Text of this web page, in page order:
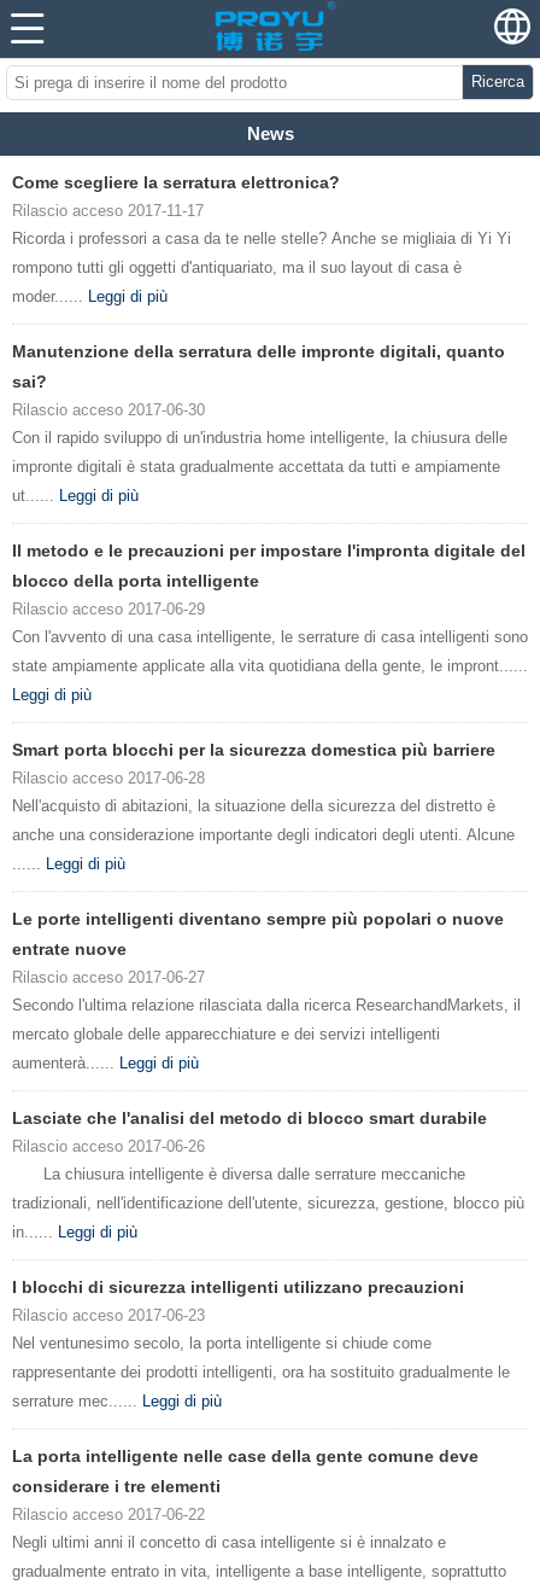
Ricerca
News
Come scegliere la serratura elettronica?
Rilascio acceso 2017-11-17
Ricorda i professori a casa da te nelle stelle? Anche se migliaia di Yi Yi
rompono tutti gli oggetti d'antiquariato, ma il suo layout di casa è
moder...... Leggi di più
Manutenzione della serratura delle impronte digitali, quanto
sai?
Rilascio acceso 2017-06-30
Con il rapido sviluppo di un'industria home intelligente, la chiusura delle
impronte digitali è stata gradualmente accettata da tutti e ampiamente
ut...... Leggi di più
Il metodo e le precauzioni per impostare l'impronta digitale del
blocco della porta intelligente
Rilascio acceso 2017-06-29
Con l'avvento di una casa intelligente, le serrature di casa intelligenti sono
state ampiamente applicate alla vita quotidiana della gente, le impront......
Leggi di più
Smart porta blocchi per la sicurezza domestica più barriere
Rilascio acceso 2017-06-28
Nell'acquisto di abitazioni, la situazione della sicurezza del distretto è
anche una considerazione importante degli indicatori degli utenti. Alcune
...... Leggi di più
Le porte intelligenti diventano sempre più popolari o nuove
entrate nuove
Rilascio acceso 2017-06-27
Secondo l'ultima relazione rilasciata dalla ricerca ResearchandMarkets, il
mercato globale delle apparecchiature e dei servizi intelligenti
aumenterà...... Leggi di più
Lasciate che l'analisi del metodo di blocco smart durabile
Rilascio acceso 2017-06-26
La chiusura intelligente è diversa dalle serrature meccaniche
tradizionali, nell'identificazione dell'utente, sicurezza, gestione, blocco più
in...... Leggi di più
I blocchi di sicurezza intelligenti utilizzano precauzioni
Rilascio acceso 2017-06-23
Nel ventunesimo secolo, la porta intelligente si chiude come
rappresentante dei prodotti intelligenti, ora ha sostituito gradualmente le
serrature mec...... Leggi di più
La porta intelligente nelle case della gente comune deve
considerare i tre elementi
Rilascio acceso 2017-06-22
Negli ultimi anni il concetto di casa intelligente si è innalzato e
gradualmente entrato in vita, intelligente a base intelligente, soprattutto